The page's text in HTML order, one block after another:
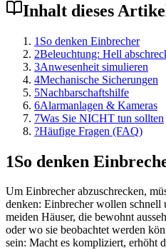
Inhalt dieses
1 So denken Einbrecher
2Beleuchtung: Hell
3Anwesenheit simulieren
4Mechanische Sicherungen
5Nachbarschaftshilfe
6Alarmanlagen & Kameras
7Was Sie NICHT tun sollten
?Häufige Fragen (FAQ)
1So denken
Um Einbrecher abzuschrecken,
denken: Einbrecher wollen schnell
meiden Häuser, die bewohnt
oder wo sie beobachtet werden
sein: Macht es kompliziert, erhöht